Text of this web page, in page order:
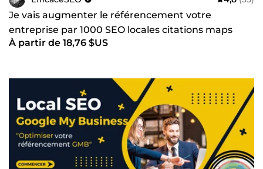
Je vais augmenter le référencement votre
entreprise par 1000 SEO locales citations maps
GMB
À partir de 18,76 $US